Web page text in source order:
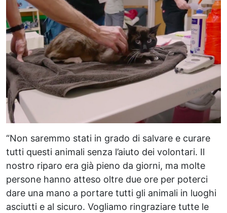
“Non saremmo stati in grado di salvare e curare
tutti questi animali senza l’aiuto dei volontari. Il
nostro riparo era già pieno da giorni, ma molte
persone hanno atteso oltre due ore per poterci
dare una mano a portare tutti gli animali in luoghi
asciutti e al sicuro. Vogliamo ringraziare tutte le